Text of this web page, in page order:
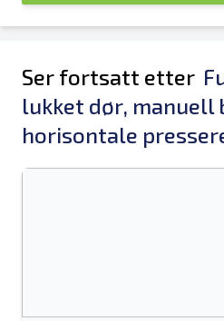
Ser fortsatt etter
lukket dør, manuell
horisontale